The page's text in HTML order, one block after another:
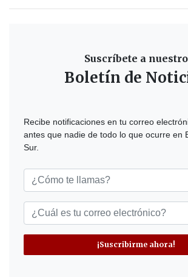
Suscríbete a nuestro
Boletín de
Recibe notificaciones en tu correo
antes que nadie de todo lo que ocurre en
Sur.
¡Suscribirme ahora!